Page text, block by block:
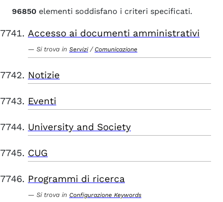
96850 elementi soddisfano i criteri specificati.
Accesso ai documenti amministrativi
Si trova in Servizi / Comunicazione
Notizie
Eventi
University and Society
CUG
Programmi di ricerca
Si trova in Configurazione Keywords